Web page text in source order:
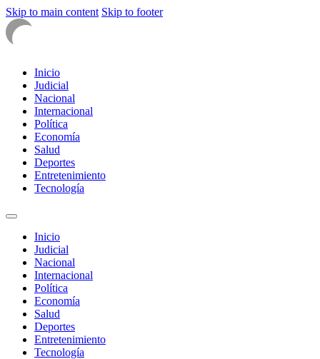
Skip to main content Skip to footer
Inicio
Judicial
Nacional
Internacional
Política
Economía
Salud
Deportes
Entretenimiento
Tecnología
Inicio
Judicial
Nacional
Internacional
Política
Economía
Salud
Deportes
Entretenimiento
Tecnología